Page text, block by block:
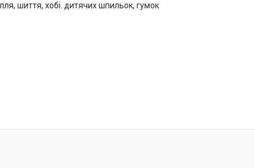
шиття, хобі. дитячих шпильок, гумок